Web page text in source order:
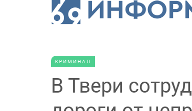
КРИМИНАЛ
В Твери